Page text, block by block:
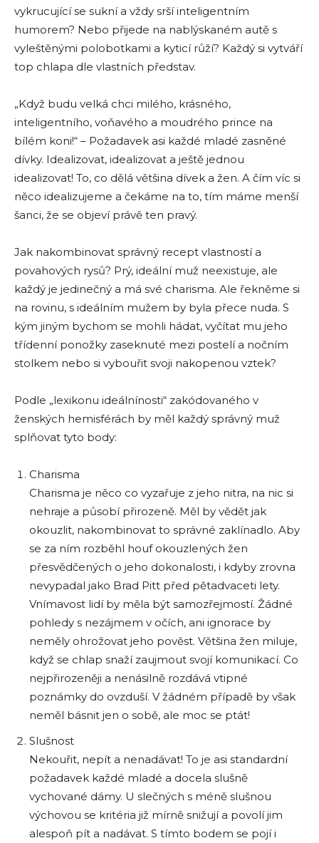
vykrucující se sukní a vždy srší inteligentním
humorem? Nebo přijede na nablýskaném autě s
vyleštěnými polobotkami a kyticí růží? Každý si vytváří
top chlapa dle vlastních představ.
„Když budu velká chci milého, krásného, ​​
inteligentního, voňavého a moudrého prince na
bílém koni!“ – Požadavek asi každé mladé zasněné
dívky. Idealizovat, idealizovat a ještě jednou
idealizovat! To, co dělá většina dívek a žen. A čím víc si
něco idealizujeme a čekáme na to, tím máme menší
šanci, že se objeví právě ten pravý.
Jak nakombinovat správný recept vlastností a
povahových rysů? Prý, ideální muž neexistuje, ale
každý je jedinečný a má své charisma. Ale řekněme si
na rovinu, s ideálním mužem by byla přece nuda. S
kým jiným bychom se mohli hádat, vyčítat mu jeho
třídenní ponožky zaseknuté mezi postelí a nočním
stolkem nebo si vybouřit svoji nakopenou vztek?
Podle „lexikonu ideálnínosti“ zakódovaného v
ženských hemisférách by měl každý správný muž
splňovat tyto body:
Charisma
Charisma je něco co vyzařuje z jeho nitra, na nic si
nehraje a působí přirozeně. Měl by vědět jak
okouzlit, nakombinovat to správné zaklínadlo. Aby
se za ním rozběhl houf okouzlených žen
přesvědčených o jeho dokonalosti, i kdyby zrovna
nevypadal jako Brad Pitt před pětadvaceti lety.
Vnímavost lidí by měla být samozřejmostí. Žádné
pohledy s nezájmem v očích, ani ignorace by
neměly ohrožovat jeho pověst. Většina žen miluje,
když se chlap snaží zaujmout svojí komunikací. Co
nejpřirozeněji a nenásilně rozdává vtipné
poznámky do ovzduší. V žádném případě by však
neměl básnit jen o sobě, ale moc se ptát!
Slušnost
Nekouřit, nepít a nenadávat! To je asi standardní
požadavek každé mladé a docela slušně
vychované dámy. U slečných s méně slušnou
výchovou se kritéria již mírně snižují a povolí jim
alespoň pít a nadávat. S tímto bodem se pojí i